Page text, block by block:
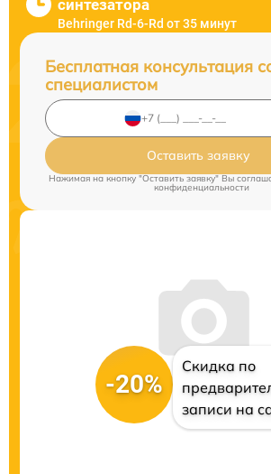
синтезатора
Behringer Rd-6-Rd от 35 минут
Бесплатная консультация
специалистом
Оставить заявку
Нажимая на кнопку "Оставить заявку" Вы
конфиденциальности
-20%
Скидка по
записи на